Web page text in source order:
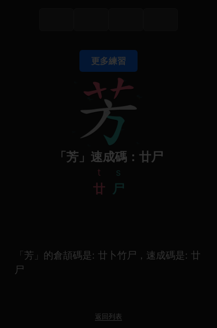
更多練習
「芳」速成碼：廿尸
t
廿
s
尸
「芳」的倉頡碼是: 廿卜竹尸，速成碼是: 廿
尸
返回列表